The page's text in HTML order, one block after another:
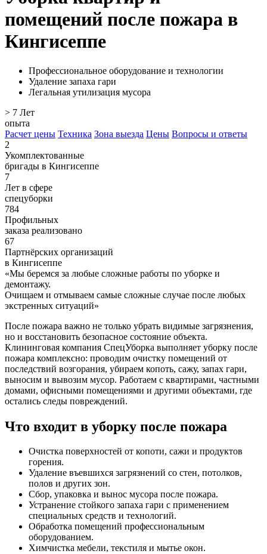
помещений после пожара в
Кингисеппе
Профессиональное оборудование и технологии
Удаление запаха гари
Легальная утилизация мусора
> 7 Лет
опыта
Расчет цены Техника Зона выезда Цены Вопросы и ответы
2
Укомплектованные
бригады в Кингисеппе
7
Лет в сфере
спецуборки
784
Профильных
заказа реализовано
67
Партнёрских организаций
в Кингисеппе
«Мы беремся за любые сложные работы по уборке и
демонтажу.
Очищаем и отмываем самые сложные случае после любых
экстренных ситуаций»
После пожара важно не только убрать видимые загрязнения,
но и восстановить безопасное состояние объекта.
Клининговая компания СпецУборка выполняет уборку после
пожара комплексно: проводим очистку помещений от
последствий возгорания, убираем копоть, сажу, запах гари,
выносим и вывозим мусор. Работаем с квартирами, частными
домами, офисными помещениями и другими объектами, где
остались следы повреждений.
Что входит в уборку после пожара
Очистка поверхностей от копоти, сажи и продуктов
горения.
Удаление въевшихся загрязнений со стен, потолков,
полов и других зон.
Сбор, упаковка и вынос мусора после пожара.
Устранение стойкого запаха гари с применением
специальных средств и технологий.
Обработка помещений профессиональным
оборудованием.
Химчистка мебели, текстиля и мытье окон.